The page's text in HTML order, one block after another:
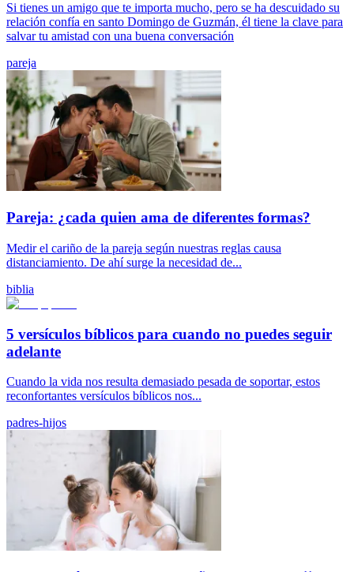
Si tienes un amigo que te importa mucho, pero se ha descuidado su
relación confía en santo Domingo de Guzmán, él tiene la clave para
salvar tu amistad con una buena conversación
pareja
Pareja: ¿cada quien ama de diferentes formas?
Medir el cariño de la pareja según nuestras reglas causa
distanciamiento. De ahí surge la necesidad de...
biblia
5 versículos bíblicos para cuando no puedes seguir
adelante
Cuando la vida nos resulta demasiado pesada de soportar, estos
reconfortantes versículos bíblicos nos...
padres-hijos